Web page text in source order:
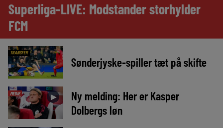
Superliga-LIVE: Modstander storhylder
FCM
TRANSFER
Sønderjyske-spiller tæt på skifte
MEDIE ►
Ny melding: Her er Kasper
Dolbergs løn